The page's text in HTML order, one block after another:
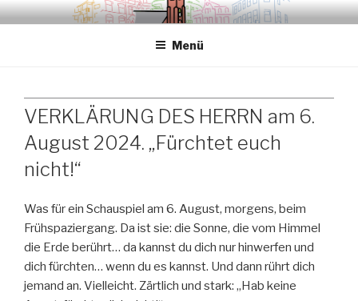
Zum
Inhalt
.sredna – anders.
Menü
VERKLÄRUNG DES HERRN am 6.
August 2024. „Fürchtet euch
nicht!“
Was für ein Schauspiel am 6. August, morgens, beim
Frühspaziergang. Da ist sie: die Sonne, die vom Himmel
die Erde berührt… da kannst du dich nur hinwerfen und
dich fürchten… wenn du es kannst. Und dann rührt dich
jemand an. Vielleicht. Zärtlich und stark: „Hab keine